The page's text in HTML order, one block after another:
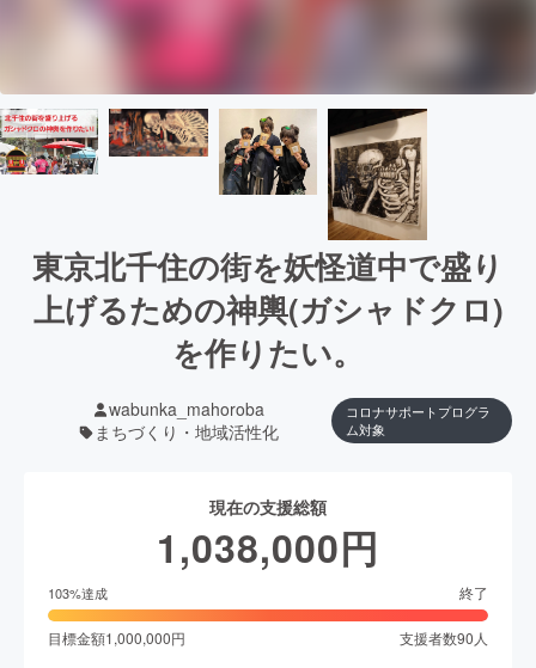
東京北千住の街を妖怪道中で盛り
上げるための神輿(ガシャドクロ)
を作りたい。
wabunka_mahoroba
まちづくり・地域活性化
コロナサポートプログラ
ム対象
現在の支援総額
1,038,000円
103%達成 終了
目標金額1,000,000円 支援者数90 人